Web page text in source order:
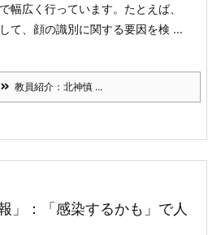
幅広く行っています。たとえば、
て、顔の識別に関する要因を検 ...
教員紹介：北神慎 ...
」：「感染するかも」で人